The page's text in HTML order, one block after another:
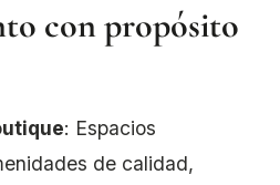
con propósito
: Espacios
de calidad,